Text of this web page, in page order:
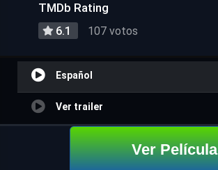
TMDb Rating
6.1 107 votos
Español
Ver trailer
Ver Película